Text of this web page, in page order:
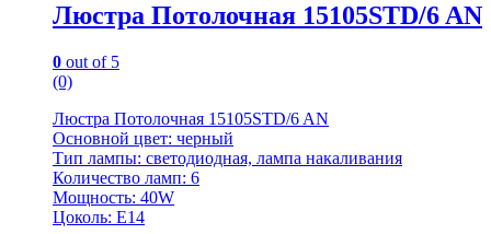
Люстра Потолочная 15105STD/6 AN
0 out of 5
(0)
Люстра Потолочная 15105STD/6 AN
Основной цвет: черный
Тип лампы: светодиодная, лампа накаливания
Количество ламп: 6
Мощность: 40W
Цоколь: E14